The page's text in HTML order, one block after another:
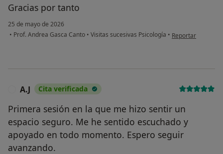
Gracias por tanto ‍
25 de mayo de 2026
• Prof. Andrea Gasca Canto • Visitas sucesivas Psicología • en opinión del
Reportar
A.J Cita verificada
Primera sesión en la que me hizo sentir un
espacio seguro. Me he sentido escuchado y
apoyado en todo momento. Espero seguir
avanzando.